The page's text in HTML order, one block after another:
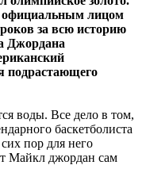
официальным лицом
за всю историю
Джордана
подрастающего
воды. Все дело в том,
баскетболиста
пор для него
Майкл джордан сам